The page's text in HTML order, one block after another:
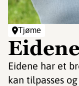
Tjøme
Eidene
Eidene har et
kan tilpasses